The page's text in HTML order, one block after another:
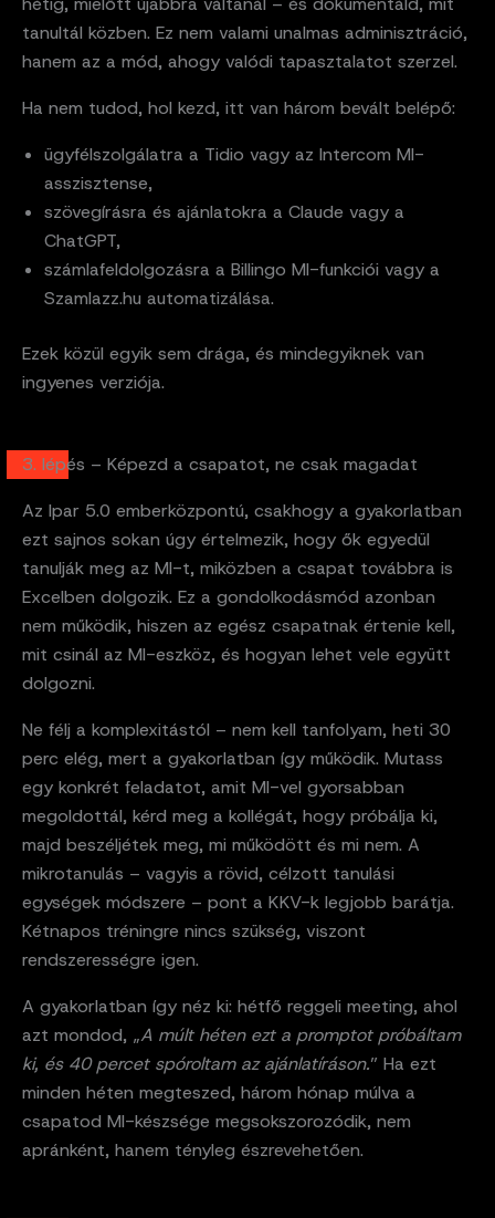
tanultál közben. Ez nem valami unalmas adminisztráció,
hanem az a mód, ahogy valódi tapasztalatot szerzel.
Ha nem tudod, hol kezd, itt van három bevált belépő:
ügyfélszolgálatra a Tidio vagy az Intercom MI-
asszisztense,
szövegírásra és ajánlatokra a Claude vagy a
ChatGPT,
számlafeldolgozásra a Billingo MI-funkciói vagy a
Szamlazz.hu automatizálása.
Ezek közül egyik sem drága, és mindegyiknek van
ingyenes verziója.
3. lépés – Képezd a csapatot, ne csak magadat
Az Ipar 5.0 emberközpontú, csakhogy a gyakorlatban
ezt sajnos sokan úgy értelmezik, hogy ők egyedül
tanulják meg az MI-t, miközben a csapat továbbra is
Excelben dolgozik. Ez a gondolkodásmód azonban
nem működik, hiszen az egész csapatnak értenie kell,
mit csinál az MI-eszköz, és hogyan lehet vele együtt
dolgozni.
Ne félj a komplexitástól – nem kell tanfolyam, heti 30
perc elég, mert a gyakorlatban így működik. Mutass
egy konkrét feladatot, amit MI-vel gyorsabban
megoldottál, kérd meg a kollégát, hogy próbálja ki,
majd beszéljétek meg, mi működött és mi nem. A
mikrotanulás – vagyis a rövid, célzott tanulási
egységek módszere – pont a KKV-k legjobb barátja.
Kétnapos tréningre nincs szükség, viszont
rendszerességre igen.
A gyakorlatban így néz ki: hétfő reggeli meeting, ahol
azt mondod, „A múlt héten ezt a promptot próbáltam
ki, és 40 percet spóroltam az ajánlatíráson.” Ha ezt
minden héten megteszed, három hónap múlva a
csapatod MI-készsége megsokszorozódik, nem
apránként, hanem tényleg észrevehetően.